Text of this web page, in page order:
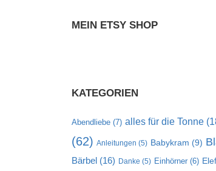
MEIN ETSY SHOP
KATEGORIEN
Abendliebe(7) alles für die Tonne
(62) Anleitungen (5) Babykram (9)
Bärbel(16) Danke (5) Einhörner(6)